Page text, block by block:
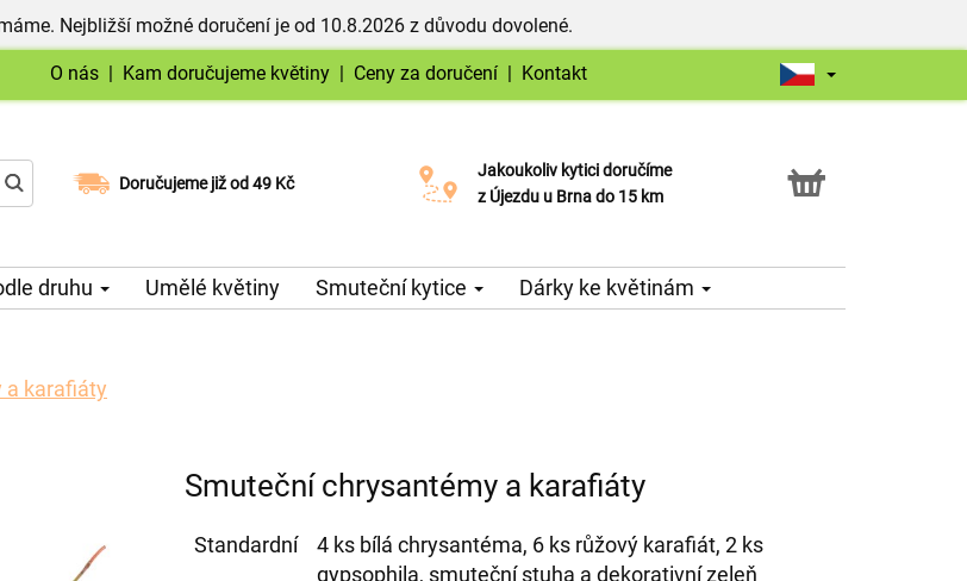
Nejbližší možné doručení je od 10.8.2026 z důvodu dovolené.
O nás | Kam doručujeme květiny | Ceny za doručení | Kontakt
Doručujeme již od 49 Kč
Možný výběr času a dne doručení
Jakoukoliv kytici doručíme
z Újezdu u Brna do 15 km
Možnost vyzvednout v naší květince
druhu Umělé květiny Smuteční kytice Dárky ke květinám
a karafiáty
Smuteční chrysantémy a karafiáty
Standardní
4 ks bílá chrysantéma, 6 ks růžový karafiát, 2 ks
gypsophila, smuteční stuha a dekorativní zeleň